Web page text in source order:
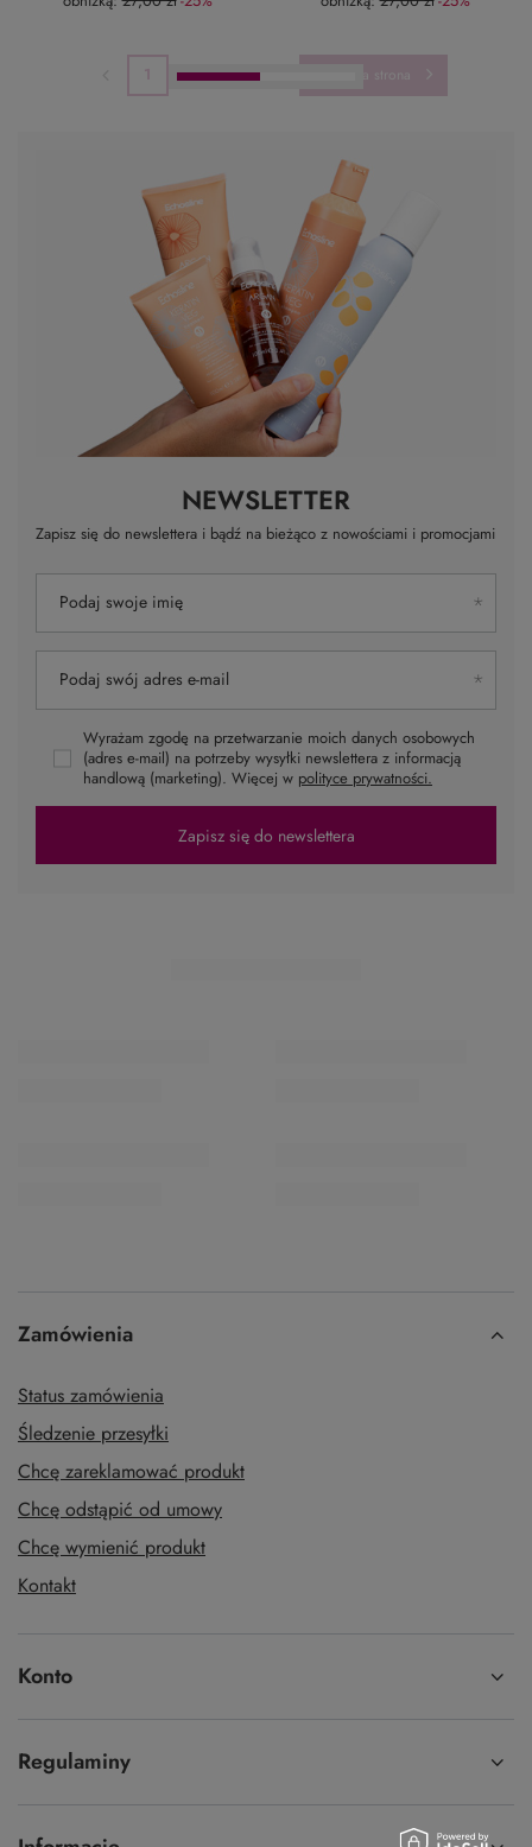
1 2 3 Następna strona
NEWSLETTER
Zapisz się do newslettera i bądź na bieżąco z nowościami i promocjami
Podaj swoje imię
Podaj swój adres e-mail
Wyrażam zgodę na przetwarzanie moich danych osobowych
(adres e-mail) na potrzeby wysyłki newslettera z informacją
handlową (marketing). Więcej w polityce prywatności.
Zapisz się do newslettera
Zamówienia
Status zamówienia
Śledzenie przesyłki
Chcę zareklamować produkt
Chcę odstąpić od umowy
Chcę wymienić produkt
Kontakt
Konto
Regulaminy